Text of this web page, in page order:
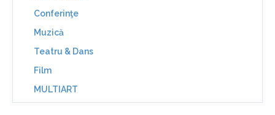
Conferinţe
Muzică
Teatru & Dans
Film
MULTIART